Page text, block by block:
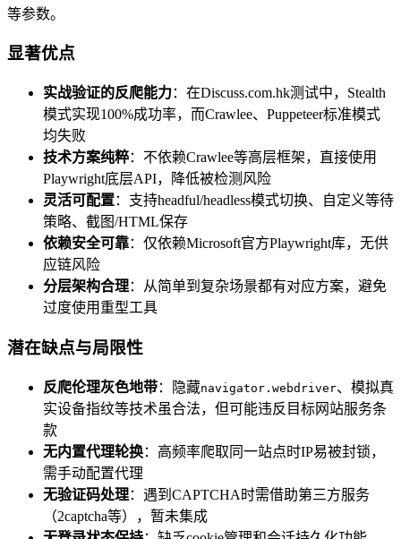
等参数。
显著优点
实战验证的反爬能力：在Discuss.com.hk测试中，Stealth
模式实现100%成功率，而Crawlee、Puppeteer标准模式
均失败
技术方案纯粹：不依赖Crawlee等高层框架，直接使用
Playwright底层API，降低被检测风险
灵活可配置：支持headful/headless模式切换、自定义等待
策略、截图/HTML保存
依赖安全可靠：仅依赖Microsoft官方Playwright库，无供
应链风险
分层架构合理：从简单到复杂场景都有对应方案，避免
过度使用重型工具
潜在缺点与局限性
反爬伦理灰色地带：隐藏navigator.webdriver、模拟真
实设备指纹等技术虽合法，但可能违反目标网站服务条
款
无内置代理轮换：高频率爬取同一站点时IP易被封锁，
需手动配置代理
无验证码处理：遇到CAPTCHA时需借助第三方服务
（2captcha等），暂未集成